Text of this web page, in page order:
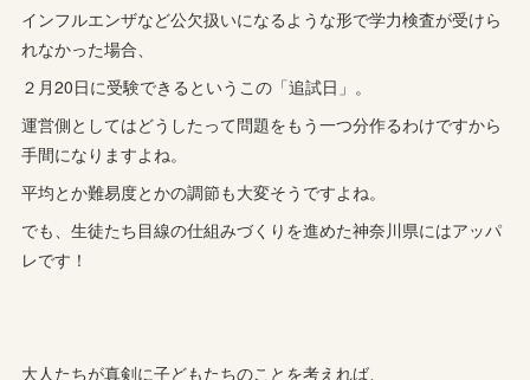
インフルエンザなど公欠扱いになるような形で学力検査が受けら
れなかった場合、
２月20日に受験できるというこの「追試日」。
運営側としてはどうしたって問題をもう一つ分作るわけですから
手間になりますよね。
平均とか難易度とかの調節も大変そうですよね。
でも、生徒たち目線の仕組みづくりを進めた神奈川県にはアッパ
レです！
大人たちが真剣に子どもたちのことを考えれば、